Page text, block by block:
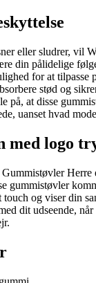
eller sludrer, vil
din pålidelige
for at tilpasse
stød og
på, at disse
uanset hvad
med logo
Gummistøvler
gummistøvler
og viser din
dit udseende,